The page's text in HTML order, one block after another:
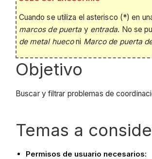
Cuando se utiliza el asterisco (*) en
marcos de puerta y entrada. No se
de metal hueconi Marco de puerta
Objetivo
Buscar y filtrar problemas de
Temas a
Permisos de usuario necesarios: